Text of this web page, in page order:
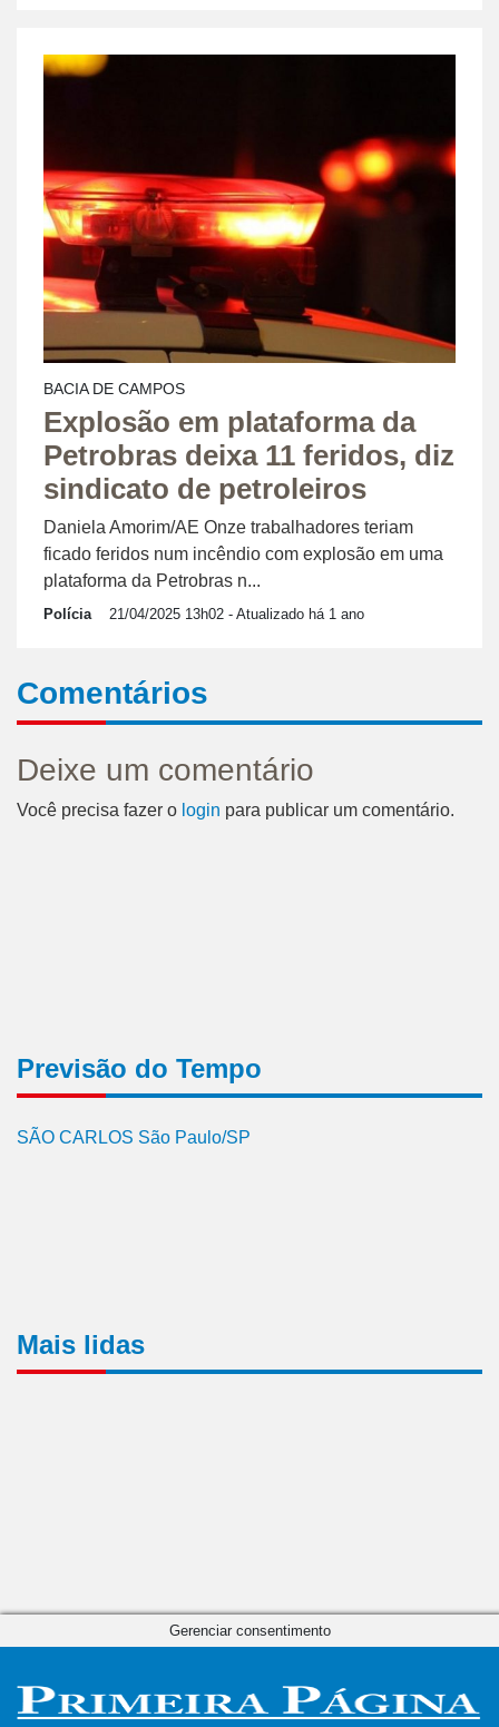
BACIA DE CAMPOS
Explosão em plataforma da
Petrobras deixa 11 feridos, diz
sindicato de petroleiros
Daniela Amorim/AE Onze trabalhadores teriam
ficado feridos num incêndio com explosão em uma
plataforma da Petrobras n...
Polícia 21/04/2025 13h02 - Atualizado há 1 ano
Comentários
Deixe um comentário
Você precisa fazer o login para publicar um comentário.
Previsão do Tempo
SÃO CARLOS São Paulo/SP
Mais lidas
Gerenciar consentimento